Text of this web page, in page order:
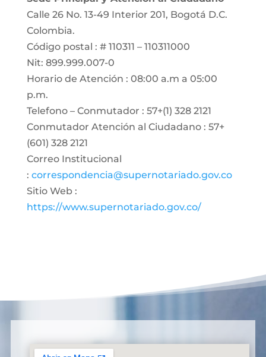
Calle 26 No. 13-49 Interior 201, Bogotá D.C.
Colombia.
Código postal : # 110311 – 110311000
Nit: 899.999.007-0
Horario de Atención : 08:00 a.m a 05:00
p.m.
Telefono – Conmutador : 57+(1) 328 2121
Conmutador Atención al Ciudadano : 57+
(601) 328 2121
Correo Institucional
: correspondencia@supernotariado.gov.co
Sitio Web :
https://www.supernotariado.gov.co/